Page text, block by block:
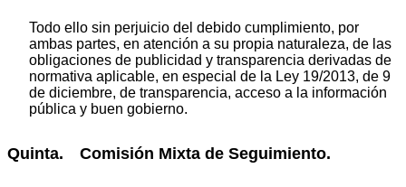
Todo ello sin perjuicio del debido cumplimiento, por
ambas partes, en atención a su propia naturaleza, de las
obligaciones de publicidad y transparencia derivadas de
normativa aplicable, en especial de la Ley 19/2013, de 9
de diciembre, de transparencia, acceso a la información
pública y buen gobierno.
Quinta. Comisión Mixta de Seguimiento.